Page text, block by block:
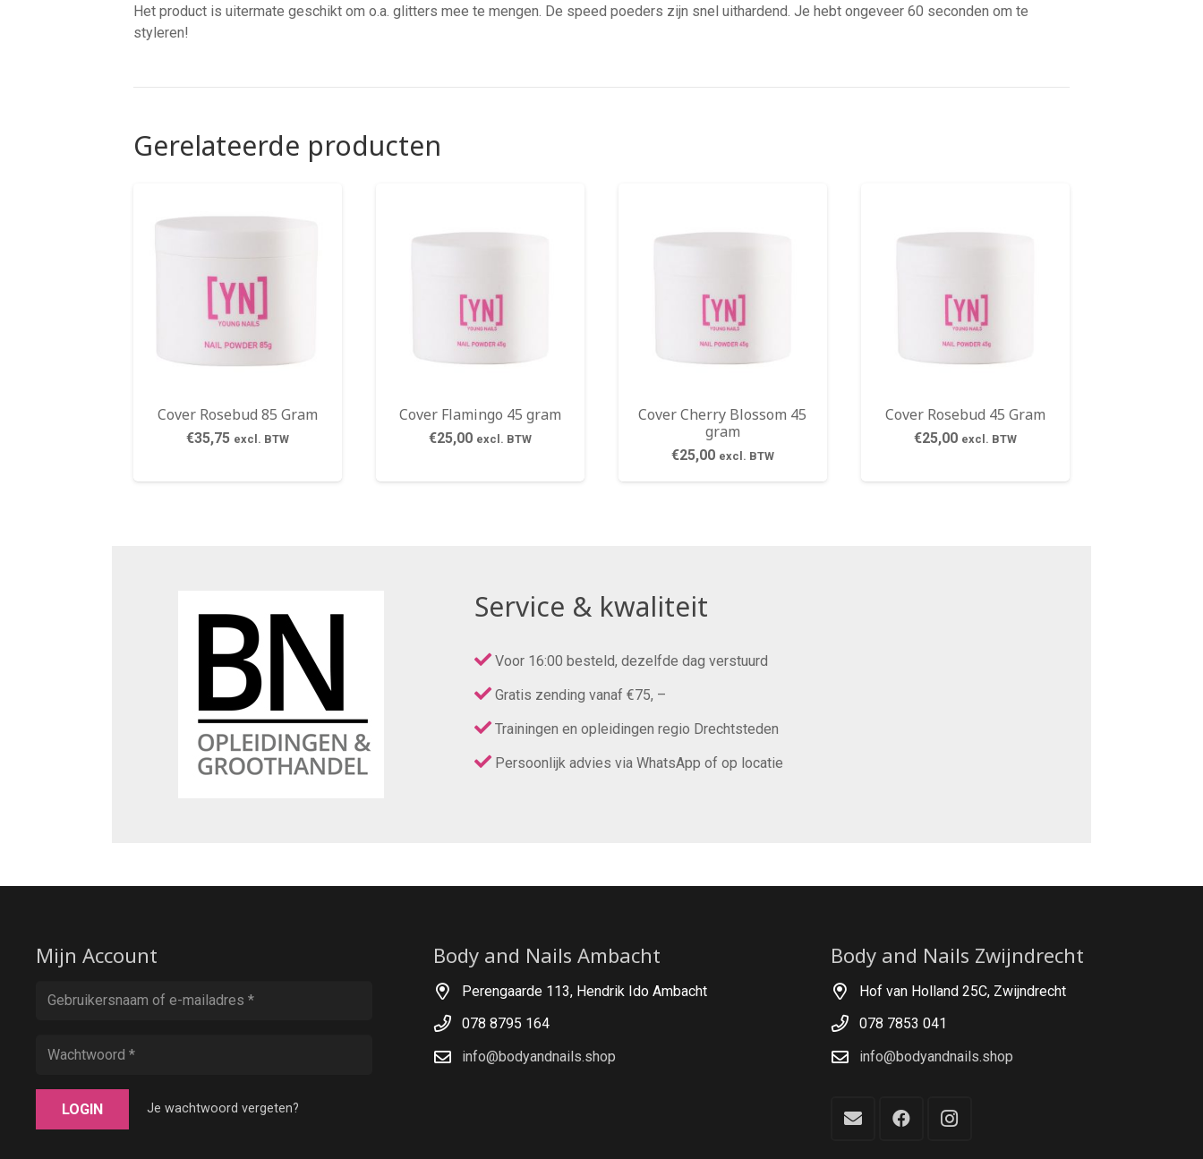
Het product is uitermate geschikt om o.a. glitters mee te mengen. De speed poeders zijn snel uithardend. Je hebt ongeveer 60 seconden om te
styleren!
Gerelateerde producten
Cover Rosebud 85 Gram
€35,75 excl. BTW
Cover Flamingo 45 gram
€25,00 excl. BTW
Cover Cherry Blossom 45
gram
€25,00 excl. BTW
Cover Rosebud 45 Gram
€25,00 excl. BTW
Service & kwaliteit
Voor 16:00 besteld, dezelfde dag verstuurd
Gratis zending vanaf €75, –
Trainingen en opleidingen regio Drechtsteden
Persoonlijk advies via WhatsApp of op locatie
Mijn Account
LOGIN Je wachtwoord vergeten?
Body and Nails Ambacht
Perengaarde 113, Hendrik Ido Ambacht
078 8795 164
info@bodyandnails.shop
Body and Nails Zwijndrecht
Hof van Holland 25C, Zwijndrecht
078 7853 041
info@bodyandnails.shop